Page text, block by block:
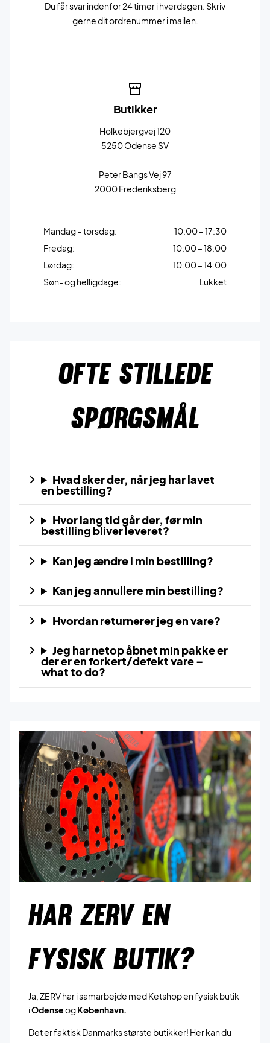
Du får svar indenfor 24 timer i hverdagen. Skriv
gerne dit ordrenummer i mailen.
Butikker
Holkebjergvej 120
5250 Odense SV
Peter Bangs Vej 97
2000 Frederiksberg
Mandag – torsdag:
10:00 – 17:30
Fredag:
10:00 – 18:00
Lørdag:
10:00 – 14:00
Søn- og helligdage:
Lukket
OFTE STILLEDE
SPØRGSMÅL
Hvad sker der, når jeg har lavet
en bestilling?
Hvor lang tid går der, før min
bestilling bliver leveret?
Kan jeg ændre i min bestilling?
Kan jeg annullere min bestilling?
Hvordan returnerer jeg en vare?
Jeg har netop åbnet min pakke er
der er en forkert/defekt vare –
what to do?
HAR ZERV EN
FYSISK BUTIK?
Ja, ZERV har i samarbejde med Ketshop en fysisk butik
iOdenseogKøbenhavn.
Det er faktisk Danmarks største butikker! Her kan du